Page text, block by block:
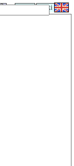
UMP Wiki